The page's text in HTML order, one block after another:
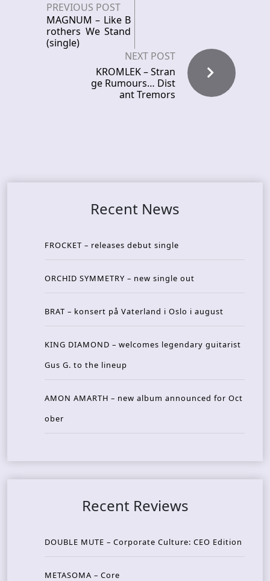
PREVIOUS POST
MAGNUM – Like B
rothers We Stand
(single)
NEXT POST
KROMLEK – Stran
ge Rumours… Dist
ant Tremors
Recent News
FROCKET – releases debut single
ORCHID SYMMETRY – new single out
BRAT – konsert på Vaterland i Oslo i august
KING DIAMOND – welcomes legendary guitarist
Gus G. to the lineup
AMON AMARTH – new album announced for Oct
ober
Recent Reviews
DOUBLE MUTE – Corporate Culture: CEO Edition
METASOMA – Core